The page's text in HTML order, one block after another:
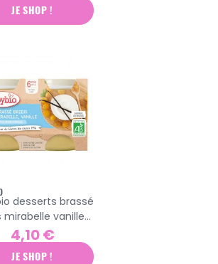
JE SHOP !
desserts brassé
mirabelle vanille
4,10 €
JE SHOP !